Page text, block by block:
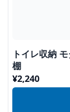
トイレ収納
棚
¥2,240